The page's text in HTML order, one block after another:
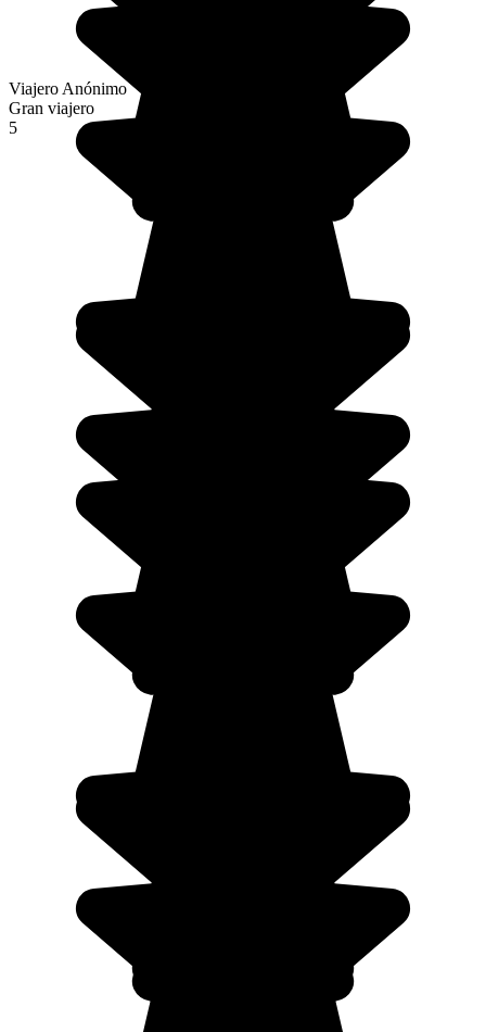
Viajero Anónimo
Gran viajero
5